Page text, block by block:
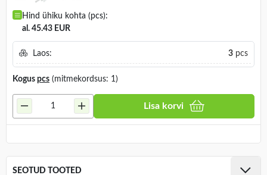
Hind ühiku kohta (pcs):
al. 45.43 EUR
Laos: 3 pcs
Kogus pcs (mitmekordsus: 1)
Lisa korvi
SEOTUD TOOTED